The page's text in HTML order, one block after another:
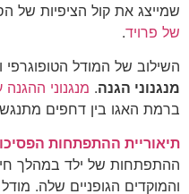
שמייצג את קול הציפיות של
של פרויד.
השילוב של המודל הטופוגרפי
מנגנוני הגנה. מנגנוני ההגנה
ברמת האגו בין דחפים
תיאוריית ההתפתחות
ההתפתחות של ילד במהלך
והמוקדים הגופניים שלה.